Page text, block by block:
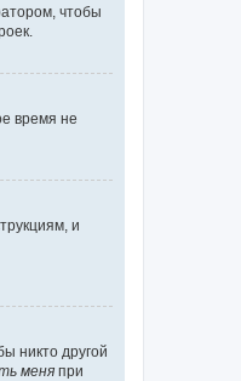
чтобы
время не
и
никто другой
меня при